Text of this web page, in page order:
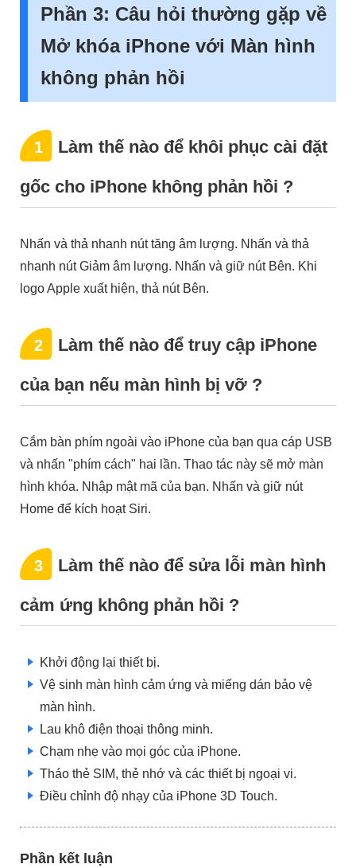
Phần 3: Câu hỏi thường gặp về
Mở khóa iPhone với Màn hình
không phản hồi
1
Làm thế nào để khôi phục cài đặt
gốc cho iPhone không phản hồi ?
Nhấn và thả nhanh nút tăng âm lượng. Nhấn và thả
nhanh nút Giảm âm lượng. Nhấn và giữ nút Bên. Khi
logo Apple xuất hiện, thả nút Bên.
2
Làm thế nào để truy cập iPhone
của bạn nếu màn hình bị vỡ ?
Cắm bàn phím ngoài vào iPhone của bạn qua cáp USB
và nhấn "phím cách" hai lần. Thao tác này sẽ mở màn
hình khóa. Nhập mật mã của bạn. Nhấn và giữ nút
Home để kích hoạt Siri.
3
Làm thế nào để sửa lỗi màn hình
cảm ứng không phản hồi ?
Khởi động lại thiết bị.
Vệ sinh màn hình cảm ứng và miếng dán bảo vệ
màn hình.
Lau khô điện thoại thông minh.
Chạm nhẹ vào mọi góc của iPhone.
Tháo thẻ SIM, thẻ nhớ và các thiết bị ngoại vi.
Điều chỉnh độ nhạy của iPhone 3D Touch.
Phần kết luận